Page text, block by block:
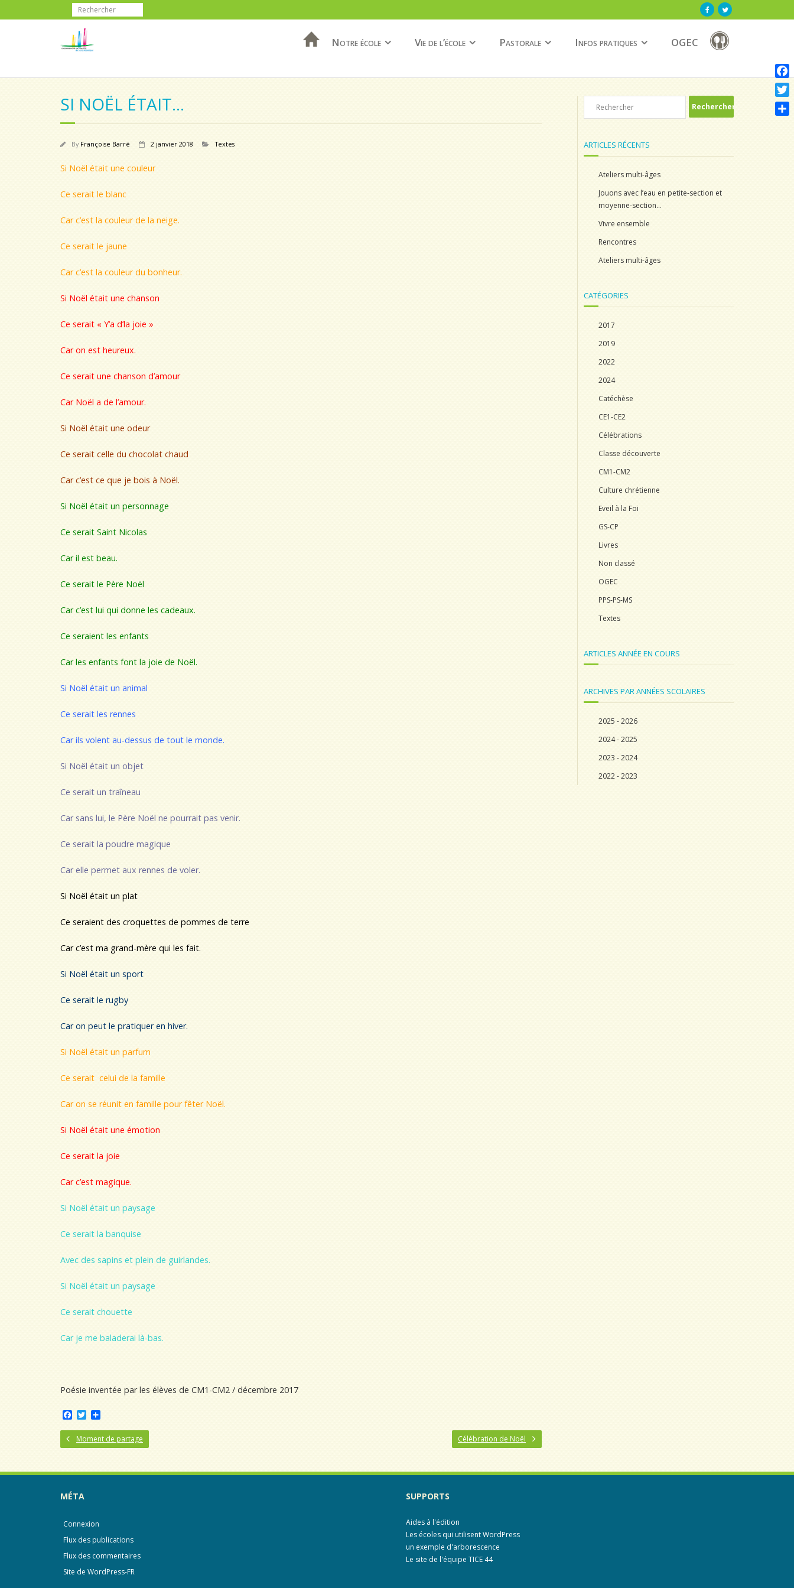
Notre école Vie de l’école Pastorale Infos pratiques OGEC
SI NOËL ÉTAIT…
By Françoise Barré 2 janvier 2018 Textes
Si Noël était une couleur
Ce serait le blanc
Car c’est la couleur de la neige.
Ce serait le jaune
Car c’est la couleur du bonheur.
Si Noël était une chanson
Ce serait « Y’a d’la joie »
Car on est heureux.
Ce serait une chanson d’amour
Car Noël a de l’amour.
Si Noël était une odeur
Ce serait celle du chocolat chaud
Car c’est ce que je bois à Noël.
Si Noël était un personnage
Ce serait Saint Nicolas
Car il est beau.
Ce serait le Père Noël
Car c’est lui qui donne les cadeaux.
Ce seraient les enfants
Car les enfants font la joie de Noël.
Si Noël était un animal
Ce serait les rennes
Car ils volent au-dessus de tout le monde.
Si Noël était un objet
Ce serait un traîneau
Car sans lui, le Père Noël ne pourrait pas venir.
Ce serait la poudre magique
Car elle permet aux rennes de voler.
Si Noël était un plat
Ce seraient des croquettes de pommes de terre
Car c’est ma grand-mère qui les fait.
Si Noël était un sport
Ce serait le rugby
Car on peut le pratiquer en hiver.
Si Noël était un parfum
Ce serait celui de la famille
Car on se réunit en famille pour fêter Noël.
Si Noël était une émotion
Ce serait la joie
Car c’est magique.
Si Noël était un paysage
Ce serait la banquise
Avec des sapins et plein de guirlandes.
Si Noël était un paysage
Ce serait chouette
Car je me baladerai là-bas.
Poésie inventée par les élèves de CM1-CM2 / décembre 2017
c
e
o
T
i
t
r
r
t
e
Moment de partage Célébration de Noël
ARTICLES RÉCENTS
Ateliers multi-âges
Jouons avec l’eau en petite-section et
moyenne-section…
Vivre ensemble
Rencontres
Ateliers multi-âges
CATÉGORIES
2017
2019
2022
2024
Catéchèse
CE1-CE2
Célébrations
Classe découverte
CM1-CM2
Culture chrétienne
Eveil à la Foi
GS-CP
Livres
Non classé
OGEC
PPS-PS-MS
Textes
ARTICLES ANNÉE EN COURS
ARCHIVES PAR ANNÉES SCOLAIRES
2025 - 2026
2024 - 2025
2023 - 2024
2022 - 2023
MÉTA
Connexion
Flux des publications
Flux des commentaires
Site de WordPress-FR
SUPPORTS
Aides à l'édition
Les écoles qui utilisent WordPress
un exemple d'arborescence
Le site de l'équipe TICE 44
F
a
c
T
w